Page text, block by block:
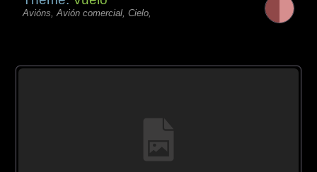
Avións, Avión comercial, Cielo,